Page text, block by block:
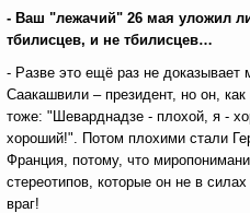
- Ваш "лежачий" 26 мая уложил
тбилисцев, и не тбилисцев…
- Разве это ещё раз не
Саакашвили – президент, но он,
тоже: "Шеварднадзе - плохой, я -
хороший!". Потом плохими стали
Франция, потому, что
стереотипов, которые он не в
враг!